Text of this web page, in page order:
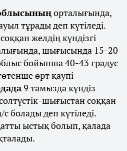
орталығында,
тұрады деп күтіледі.
желдің күндізгі
шығысында 15-20
бойынша 40-43 градус
өрт қаупі
9 тамызда күндіз
шығыстан соққан
болады деп күтіледі.
ыстық болып, қалада